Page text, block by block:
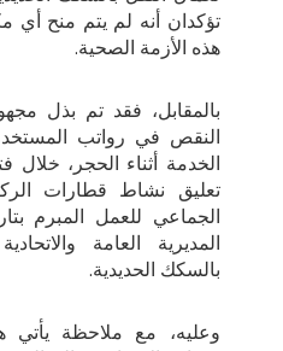
تؤكدان أنه لم يتم منح أي
هذه الأزمة الصحية.
بالمقابل، فقد تم بذل
النقص في رواتب
الخدمة أثناء الحجر،
تعليق نشاط قطارات
المديرية العامة
بالسكك الحديدية.
وعليه، مع ملاحظة يأتي